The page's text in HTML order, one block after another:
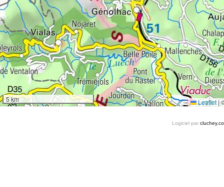
5 km Leaflet |
Logiciel par